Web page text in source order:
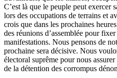
C’est là que le peuple peut exercer
lors des occupations de terrains et
crois que dans les prochaines
des réunions d’assemblée pour
manifestations. Nous pensons de
prochaine sera décisive. Nous
électoral suprême pour nous
de la détention des corrompus